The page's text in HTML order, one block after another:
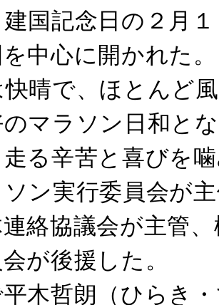
国記念日の２月
中心に開かれた。
晴で、ほとんど
マラソン日和と
走る辛苦と喜びを
ン実行委員会が
絡協議会が主管
が後援した。
木哲朗（ひらき